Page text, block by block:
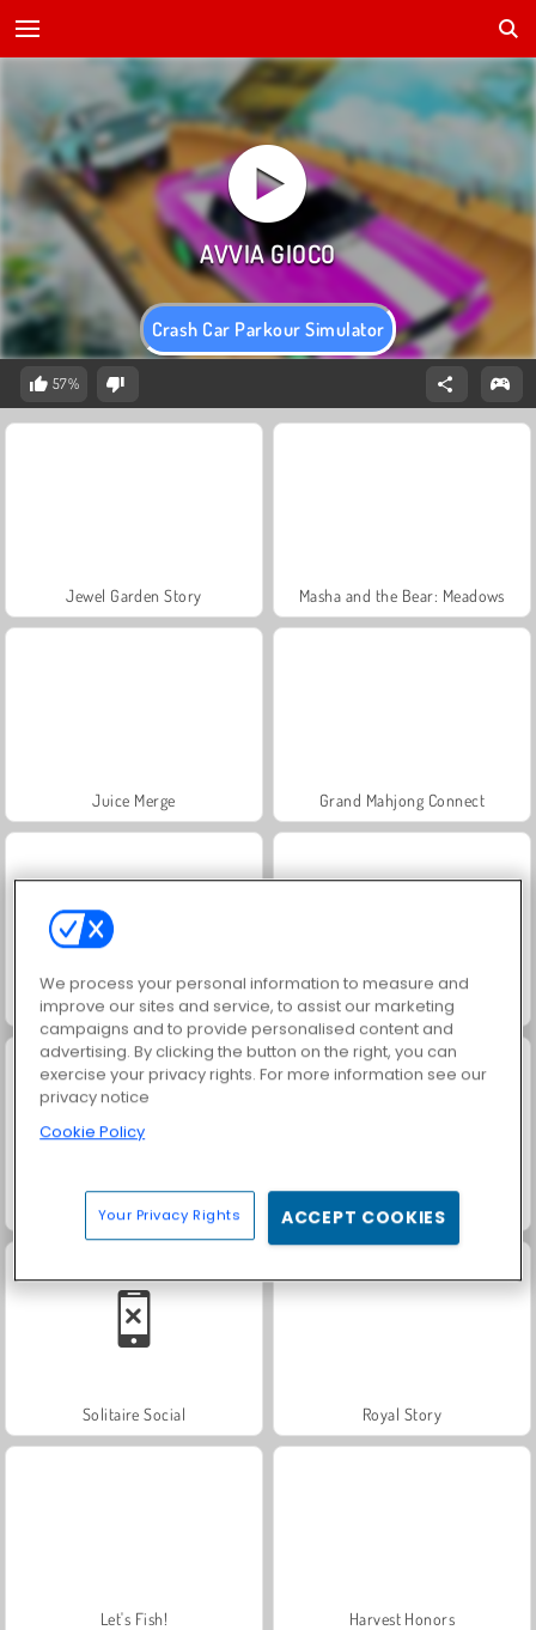
Crash Car Parkour Simulator
57%
Jewel Garden Story Masha and the Bear: Meadows
Juice Merge Grand Mahjong Connect
Trollface Quest: USA 2
Scala 40 Farm Merge Valley
Solitaire Social Royal Story
Let's Fish! Harvest Honors
We process your personal information to measure and
improve our sites and service, to assist our marketing
campaigns and to provide personalised content and
advertising. By clicking the button on the right, you can
exercise your privacy rights. For more information see our
privacy notice
Cookie Policy
Your Privacy Rights ACCEPT COOKIES